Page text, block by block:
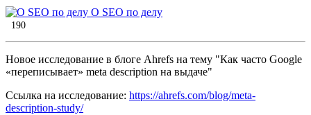
О SEO по делу
190
Новое исследование в блоге Ahrefs на тему "Как часто Google
«переписывает» meta description на выдаче"
Ссылка на исследование: https://ahrefs.com/blog/meta-
description-study/